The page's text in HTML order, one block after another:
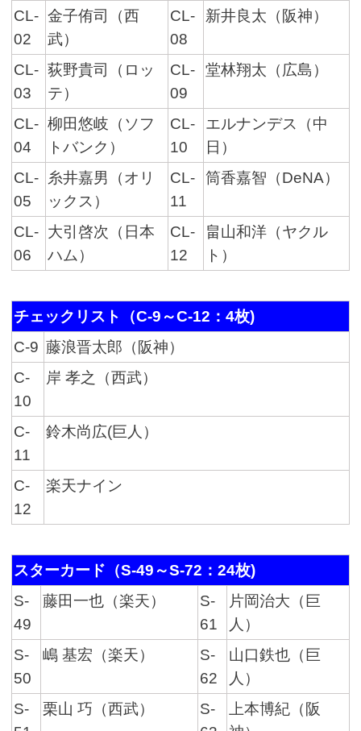
CL-
02
金子侑司（西
武）
CL-
08
新井良太（阪神）
CL-
03
荻野貴司（ロッ
テ）
CL-
09
堂林翔太（広島）
CL-
04
柳田悠岐（ソフ
トバンク）
CL-
10
エルナンデス（中
日）
CL-
05
糸井嘉男（オリ
ックス）
CL-
11
筒香嘉智（DeNA）
CL-
06
大引啓次（日本
ハム）
CL-
12
畠山和洋（ヤクル
ト）
チェックリスト（C-9～C-12：4枚)
C-9 藤浪晋太郎（阪神）
C-
10
岸 孝之（西武）
C-
11
鈴木尚広(巨人）
C-
12
楽天ナイン
スターカード（S-49～S-72：24枚)
S-
49
藤田一也（楽天）
S-
61
片岡治大（巨
人）
S-
50
嶋 基宏（楽天）
S-
62
山口鉄也（巨
人）
S-
栗山 巧（西武）
S-
上本博紀（阪